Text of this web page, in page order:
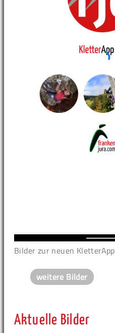
Bilder zur neuen KletterApp
weitere Bilder
Aktuelle Bilder